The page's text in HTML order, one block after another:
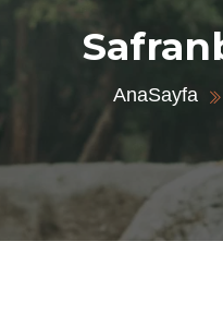
AnaSayfa